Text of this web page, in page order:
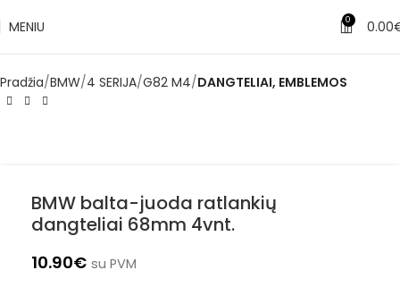
MENIU 0 0.00
Pradžia BMW 4 SERIJA G82 M4 DANGTELIAI, EMBLEMOS
BMW balta-juoda ratlankių
dangteliai 68mm 4vnt.
10.90€ su PVM